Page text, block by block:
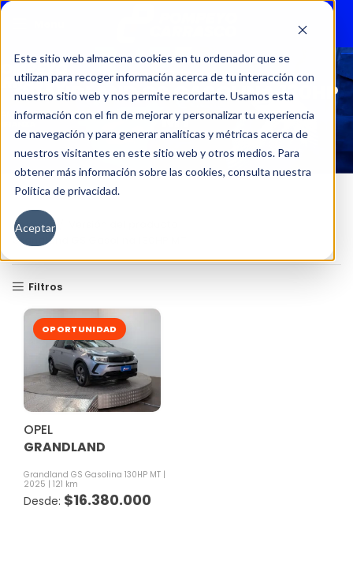
Este sitio web almacena cookies en tu ordenador que se
utilizan para recoger información acerca de tu interacción con
nuestro sitio web y nos permite recordarte. Usamos esta
información con el fin de mejorar y personalizar tu experiencia
de navegación y para generar analíticas y métricas acerca de
nuestros visitantes en este sitio web y otros medios. Para
obtener más información sobre las cookies, consulta nuestra
Política de privacidad.
Aceptar
GRANDLAND GS GASOLINA 130HP
MT
Inicio
Grandland GS Gasolina 130HP MT
Filtros
OPORTUNIDAD
OPEL
GRANDLAND
Grandland GS Gasolina 130HP MT
2025
121 km
$16.380.000